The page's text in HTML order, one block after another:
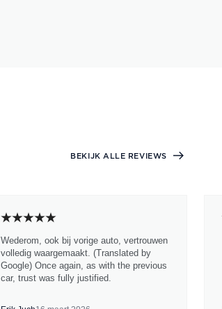
BEKIJK ALLE REVIEWS
Wederom, ook bij vorige auto, vertrouwen
volledig waargemaakt. (Translated by
Google) Once again, as with the previous
car, trust was fully justified.